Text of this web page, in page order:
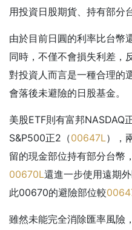
用投資日股期貨、持有部分
由於目前日圓的利率比台幣
同時，不僅不會損失利差，
對投資人而言是一種合理的
會落後未避險的日股基金。
美股ETF則有富邦NASDAQ
S&P500正2（00647L），
留的現金部位持有部分台幣
00670L還進一步使用遠期
此00670的避險部位較
雖然未能完全消除匯率風險